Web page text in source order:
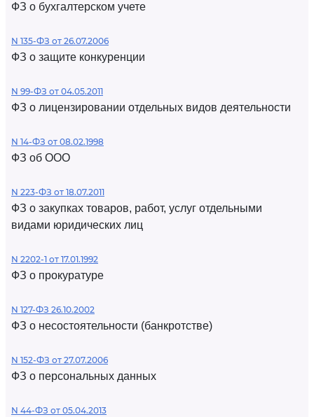
ФЗ о бухгалтерском учете
N 135-ФЗ от 26.07.2006
ФЗ о защите конкуренции
N 99-ФЗ от 04.05.2011
ФЗ о лицензировании отдельных видов деятельности
N 14-ФЗ от 08.02.1998
ФЗ об ООО
N 223-ФЗ от 18.07.2011
ФЗ о закупках товаров, работ, услуг отдельными
видами юридических лиц
N 2202-1 от 17.01.1992
ФЗ о прокуратуре
N 127-ФЗ 26.10.2002
ФЗ о несостоятельности (банкротстве)
N 152-ФЗ от 27.07.2006
ФЗ о персональных данных
N 44-ФЗ от 05.04.2013